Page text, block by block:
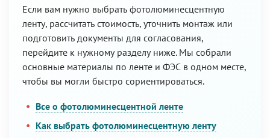
Если вам нужно выбрать фотолюминесцентную
ленту, рассчитать стоимость, уточнить монтаж или
подготовить документы для согласования,
перейдите к нужному разделу ниже. Мы собрали
основные материалы по ленте и ФЭС в одном месте,
чтобы вы могли быстро сориентироваться.
Все о фотолюминесцентной ленте
Как выбрать фотолюминесцентную ленту